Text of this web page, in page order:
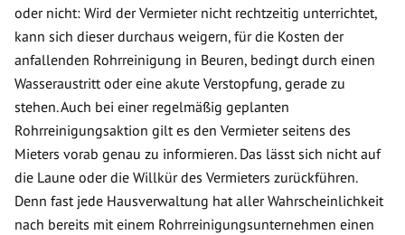
oder nicht: Wird der Vermieter nicht rechtzeitig unterrichtet,
kann sich dieser durchaus weigern, für die Kosten der
anfallenden Rohrreinigung in Beuren, bedingt durch einen
Wasseraustritt oder eine akute Verstopfung, gerade zu
stehen. Auch bei einer regelmäßig geplanten
Rohrreinigungsaktion gilt es den Vermieter seitens des
Mieters vorab genau zu informieren. Das lässt sich nicht auf
die Laune oder die Willkür des Vermieters zurückführen.
Denn fast jede Hausverwaltung hat aller Wahrscheinlichkeit
nach bereits mit einem Rohrreinigungsunternehmen einen